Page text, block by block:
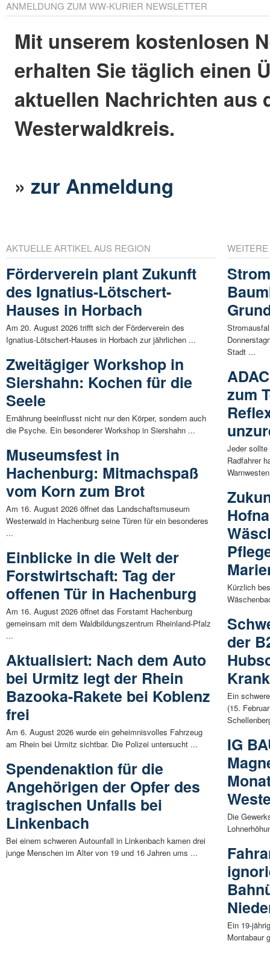
ANMELDUNG ZUM WW-KURIER NEWSLETTER
Mit unserem kostenlosen
erhalten Sie täglich einen
aktuellen Nachrichten aus
Westerwaldkreis.
»zur Anmeldung
AKTUELLE ARTIKEL AUS REGION
Förderverein plant Zukunft
des Ignatius-Lötschert-
Hauses in Horbach
Am 20. August 2026 trifft sich der Förderverein des
Ignatius-Lötschert-Hauses in Horbach zur jährlichen ...
Zweitägiger Workshop in
Siershahn: Kochen für die
Seele
Ernährung beeinflusst nicht nur den Körper, sondern auch
die Psyche. Ein besonderer Workshop in Siershahn ...
Museumsfest in
Hachenburg: Mitmachspaß
vom Korn zum Brot
Am 16. August 2026 öffnet das Landschaftsmuseum
Westerwald in Hachenburg seine Türen für ein besonderes
...
Einblicke in die Welt der
Forstwirtschaft: Tag der
offenen Tür in Hachenburg
Am 16. August 2026 öffnet das Forstamt Hachenburg
gemeinsam mit dem Waldbildungszentrum Rheinland-Pfalz
...
Aktualisiert: Nach dem Auto
bei Urmitz legt der Rhein
Bazooka-Rakete bei Koblenz
frei
Am 6. August 2026 wurde ein geheimnisvolles Fahrzeug
am Rhein bei Urmitz sichtbar. Die Polizei untersucht ...
Spendenaktion für die
Angehörigen der Opfer des
tragischen Unfalls bei
Linkenbach
Bei einem schweren Autounfall in Linkenbach kamen drei
junge Menschen im Alter von 19 und 16 Jahren ums ...
Stadt ...
zum
Jeder
Radfahrer
Kürzlich
der
Ein
(15.
IG
Die
Ein 19-
Montabaur